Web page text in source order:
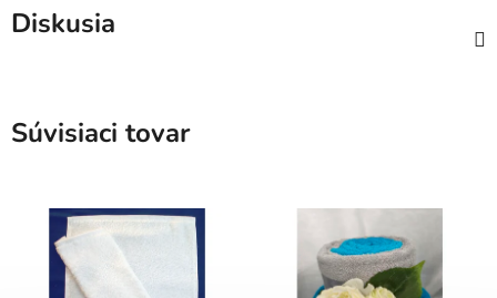
Diskusia
Súvisiaci tovar